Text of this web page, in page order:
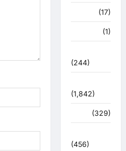
(17)
(1)
(244)
(1,842)
(329)
(456)